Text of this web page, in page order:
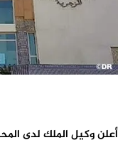
أعلن وكيل الملك لدى